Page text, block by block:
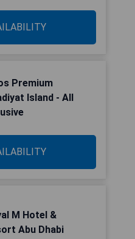
Premium
Island - All
M Hotel &
Abu Dhabi